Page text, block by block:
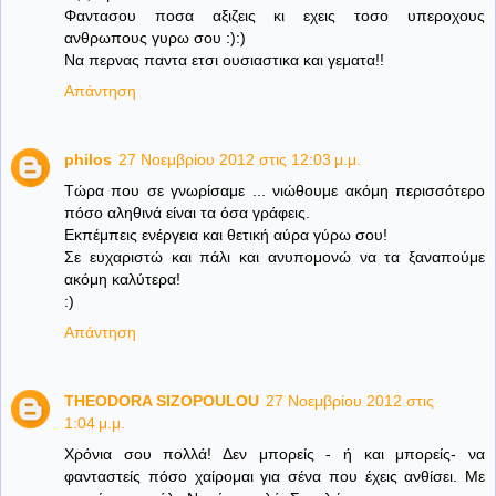
Φαντασου ποσα αξιζεις κι εχεις τοσο υπεροχους
ανθρωπους γυρω σου :):)
Να περνας παντα ετσι ουσιαστικα και γεματα!!
Απάντηση
philos 27 Νοεμβρίου 2012 στις 12:03 μ.μ.
Τώρα που σε γνωρίσαμε ... νιώθουμε ακόμη περισσότερο
πόσο αληθινά είναι τα όσα γράφεις.
Εκπέμπεις ενέργεια και θετική αύρα γύρω σου!
Σε ευχαριστώ και πάλι και ανυπομονώ να τα ξαναπούμε
ακόμη καλύτερα!
:)
Απάντηση
THEODORA SIZOPOULOU 27 Νοεμβρίου 2012 στις
1:04 μ.μ.
Χρόνια σου πολλά! Δεν μπορείς - ή και μπορείς- να
φανταστείς πόσο χαίρομαι για σένα που έχεις ανθίσει. Με